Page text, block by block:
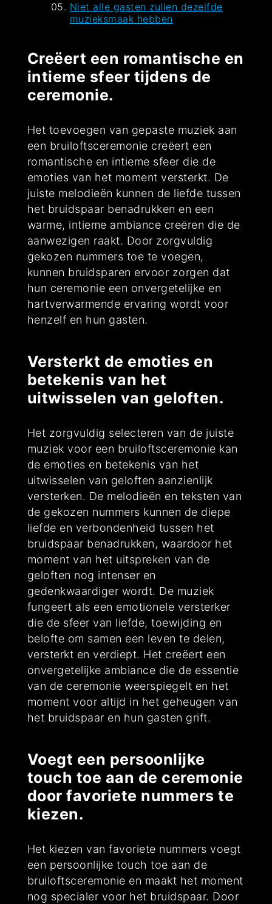
Niet alle gasten zullen dezelfde
muzieksmaak hebben
Creëert een romantische en
intieme sfeer tijdens de
ceremonie.
Het toevoegen van gepaste muziek aan
een bruiloftsceremonie creëert een
romantische en intieme sfeer die de
emoties van het moment versterkt. De
juiste melodieën kunnen de liefde tussen
het bruidspaar benadrukken en een
warme, intieme ambiance creëren die de
aanwezigen raakt. Door zorgvuldig
gekozen nummers toe te voegen,
kunnen bruidsparen ervoor zorgen dat
hun ceremonie een onvergetelijke en
hartverwarmende ervaring wordt voor
henzelf en hun gasten.
Versterkt de emoties en
betekenis van het
uitwisselen van geloften.
Het zorgvuldig selecteren van de juiste
muziek voor een bruiloftsceremonie kan
de emoties en betekenis van het
uitwisselen van geloften aanzienlijk
versterken. De melodieën en teksten van
de gekozen nummers kunnen de diepe
liefde en verbondenheid tussen het
bruidspaar benadrukken, waardoor het
moment van het uitspreken van de
geloften nog intenser en
gedenkwaardiger wordt. De muziek
fungeert als een emotionele versterker
die de sfeer van liefde, toewijding en
belofte om samen een leven te delen,
versterkt en verdiept. Het creëert een
onvergetelijke ambiance die de essentie
van de ceremonie weerspiegelt en het
moment voor altijd in het geheugen van
het bruidspaar en hun gasten grift.
Voegt een persoonlijke
touch toe aan de ceremonie
door favoriete nummers te
kiezen.
Het kiezen van favoriete nummers voegt
een persoonlijke touch toe aan de
bruiloftsceremonie en maakt het moment
nog specialer voor het bruidspaar. Door